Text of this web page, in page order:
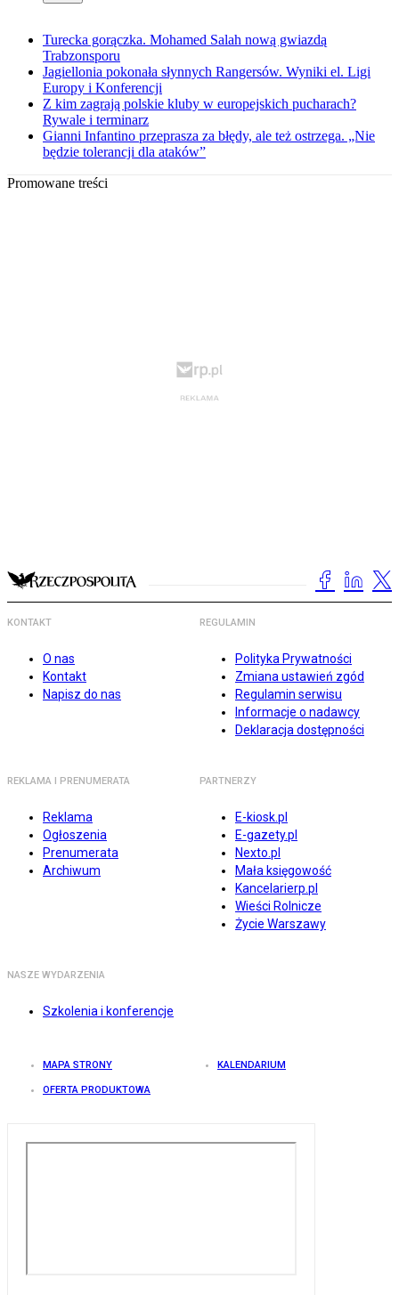
Turecka gorączka. Mohamed Salah nową gwiazdą
Trabzonsporu
Jagiellonia pokonała słynnych Rangersów. Wyniki el. Ligi
Europy i Konferencji
Z kim zagrają polskie kluby w europejskich pucharach?
Rywale i terminarz
Gianni Infantino przeprasza za błędy, ale też ostrzega. „Nie
będzie tolerancji dla ataków”
Promowane treści
KONTAKT
O nas
Kontakt
Napisz do nas
REGULAMIN
Polityka Prywatności
Zmiana ustawień zgód
Regulamin serwisu
Informacje o nadawcy
Deklaracja dostępności
REKLAMA I PRENUMERATA
Reklama
Ogłoszenia
Prenumerata
Archiwum
PARTNERZY
E-kiosk.pl
E-gazety.pl
Nexto.pl
Mała księgowość
Kancelarierp.pl
Wieści Rolnicze
Życie Warszawy
NASZE WYDARZENIA
Szkolenia i konferencje
MAPA STRONY KALENDARIUM
OFERTA PRODUKTOWA